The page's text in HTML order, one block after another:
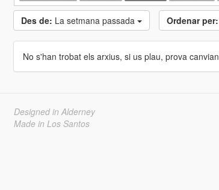
Des de: La setmana passada Ordenar per:
No s'han trobat els arxius, si us plau, prova
Designed in Alderney
Made in Los Santos